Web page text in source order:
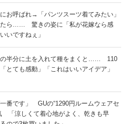
お呼ばれ→「パンツスーツ着てみたい」
たら…… 驚きの姿に「私が花嫁なら感
いですねぇ」
の半分に土を入れて種をまくと…… 110
とても感動」「これはいいアイデア」
一番です」 GUの“1290円ルームウェアセ
「涼しくて着心地がよく、乾きも早